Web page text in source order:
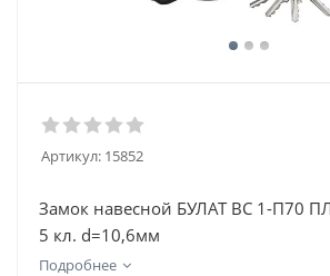
Артикул: 15852
Замок навесной БУЛАТ ВС 1-П70
5 кл. d=10,6мм
Подробнее